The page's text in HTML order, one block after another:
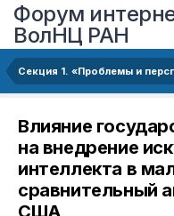
Форум
ВолНЦ РАН
Влияние
на внедрение
интеллекта в
сравнительный
США